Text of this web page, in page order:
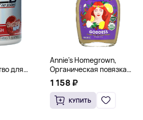
для
унции)
Annie's Homegrown,
Органическая повязка
«Богиня», 236 мл (8 жидк.
унц.)
1 158 ₽
КУПИТЬ